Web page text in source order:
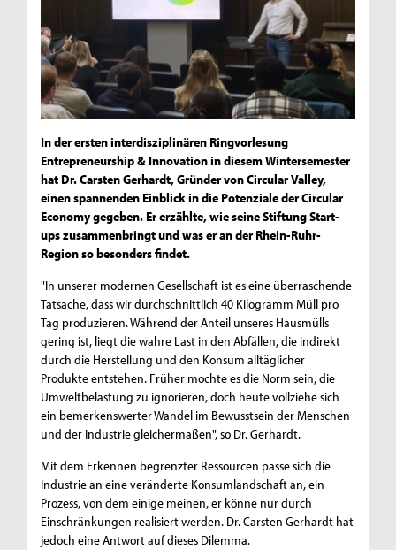
In der ersten interdisziplinären Ringvorlesung
Entrepreneurship & Innovation in diesem Wintersemester
hat Dr. Carsten Gerhardt, Gründer von Circular Valley,
einen spannenden Einblick in die Potenziale der Circular
Economy gegeben. Er erzählte, wie seine Stiftung Start-
ups zusammenbringt und was er an der Rhein-Ruhr-
Region so besonders findet.
"In unserer modernen Gesellschaft ist es eine überraschende
Tatsache, dass wir durchschnittlich 40 Kilogramm Müll pro
Tag produzieren. Während der Anteil unseres Hausmülls
gering ist, liegt die wahre Last in den Abfällen, die indirekt
durch die Herstellung und den Konsum alltäglicher
Produkte entstehen. Früher mochte es die Norm sein, die
Umweltbelastung zu ignorieren, doch heute vollziehe sich
ein bemerkenswerter Wandel im Bewusstsein der Menschen
und der Industrie gleichermaßen", so Dr. Gerhardt.
Mit dem Erkennen begrenzter Ressourcen passe sich die
Industrie an eine veränderte Konsumlandschaft an, ein
Prozess, von dem einige meinen, er könne nur durch
Einschränkungen realisiert werden. Dr. Carsten Gerhardt hat
jedoch eine Antwort auf dieses Dilemma.